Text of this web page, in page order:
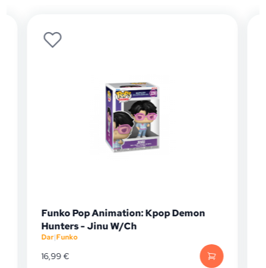
Funko Pop Animation: Kpop Demon
Hunters - Jinu W/Ch
Dar|Funko
16,99€